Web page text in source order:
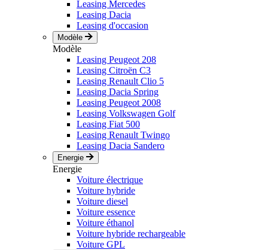
Leasing Mercedes
Leasing Dacia
Leasing d'occasion
Modèle
Modèle
Leasing Peugeot 208
Leasing Citroën C3
Leasing Renault Clio 5
Leasing Dacia Spring
Leasing Peugeot 2008
Leasing Volkswagen Golf
Leasing Fiat 500
Leasing Renault Twingo
Leasing Dacia Sandero
Energie
Energie
Voiture électrique
Voiture hybride
Voiture diesel
Voiture essence
Voiture éthanol
Voiture hybride rechargeable
Voiture GPL